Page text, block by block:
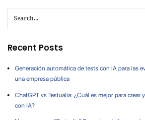
Recent Posts
Generación automática de tests con IA para las
una empresa pública
ChatGPT vs Testualia: ¿Cuál es mejor para
con IA?